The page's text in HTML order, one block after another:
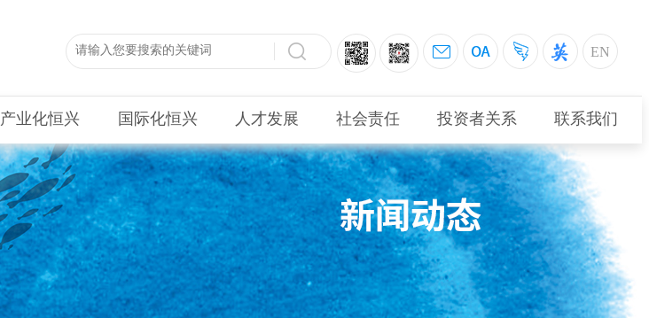
EN
产业化恒兴 国际化恒兴 人才发展 社会责任 投资者关系 联系我们